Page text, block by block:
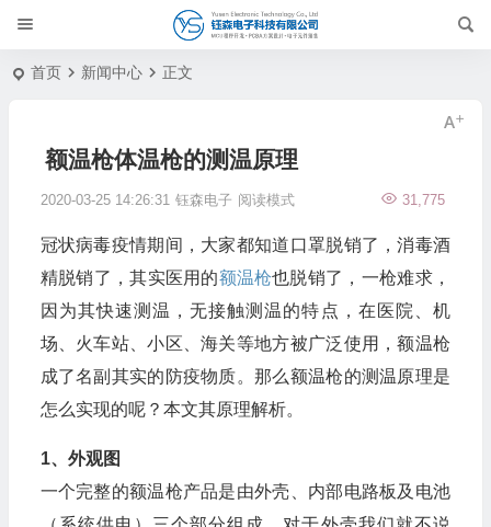
首页 新闻中心 正文
额温枪体温枪的测温原理
2020-03-25 14:26:31 钰森电子 31,775
阅读模式
冠状病毒疫情期间，大家都知道口罩脱销了，消毒酒
精脱销了，其实医用的额温枪也脱销了，一枪难求，
因为其快速测温，无接触测温的特点，在医院、机
场、火车站、小区、海关等地方被广泛使用，额温枪
成了名副其实的防疫物质。那么额温枪的测温原理是
怎么实现的呢？本文其原理解析。
1、外观图
一个完整的额温枪产品是由外壳、内部电路板及电池